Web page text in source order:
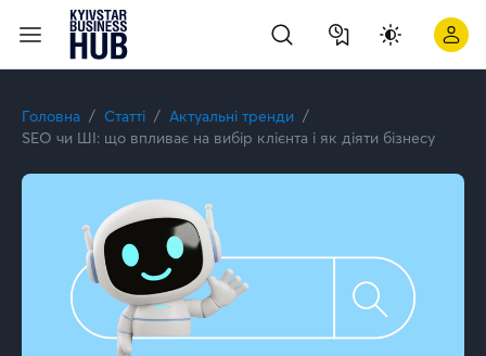
Головна Статті
Актуальні тренди
SEO чи ШІ: що впливає на вибір клієнта і як діяти бізнесу
SEO чи ШІ: що впливає на вибір клієнта і як діяти бізнесу